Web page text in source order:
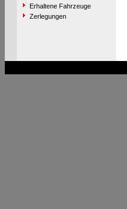
Erhaltene Fahrzeuge
Zerlegungen